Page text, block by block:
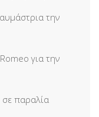
την
για την
παραλία